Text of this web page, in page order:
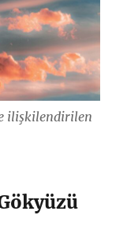
ilişkilendirilen